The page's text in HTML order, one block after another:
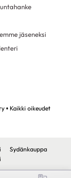
jäseneksi
• Kaikki oikeudet
Sydänkauppa